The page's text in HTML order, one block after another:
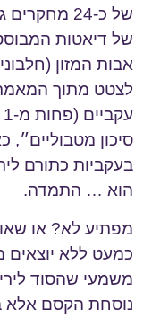
של כ-24
של דיאטות
אבות המזון
לצטט מתוך
סיכון מטבוליים״,
בעקביות כתורם
הוא … התמדה.
מפתיע לא? או
כמעט ללא
משמעי שהסוד
נוסחת הקסם